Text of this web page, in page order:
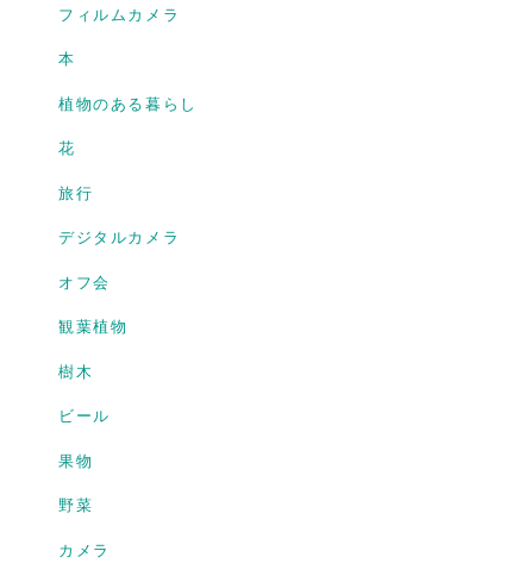
フィルムカメラ
本
植物のある暮らし
花
旅行
デジタルカメラ
オフ会
観葉植物
樹木
ビール
果物
野菜
カメラ